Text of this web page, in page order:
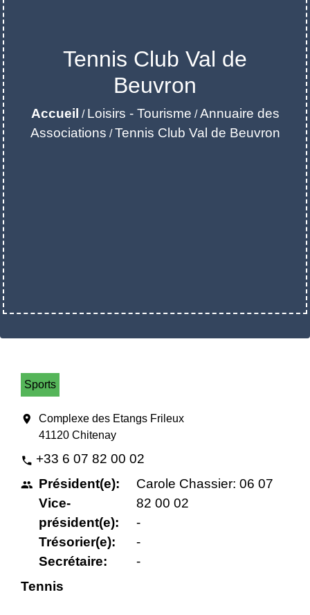
Tennis Club Val de
Beuvron
Accueil / Loisirs - Tourisme /Annuaire des
Associations /Tennis Club Val de Beuvron
Sports
location_on
Complexe des Etangs Frileux
41120 Chitenay
phone +33 6 07 82 00 02
people Président(e):
Vice-
président(e):
Trésorier(e):
Secrétaire:
Carole Chassier: 06 07
82 00 02
-
-
-
Tennis